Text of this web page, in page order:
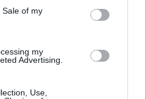
of my
my
Advertising.
Use,
la cura del cotone
i capi in cotone. Durante
stendere i vestiti su uno
l’uso dell’asciugatrice